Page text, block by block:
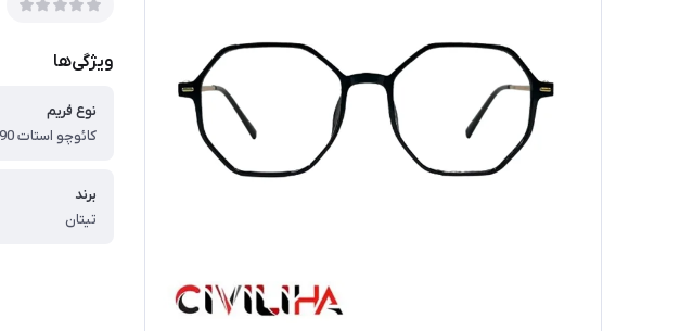
ویژگی‌ها
نوع فریم
کائوچو استات TR90
برند
تیتان